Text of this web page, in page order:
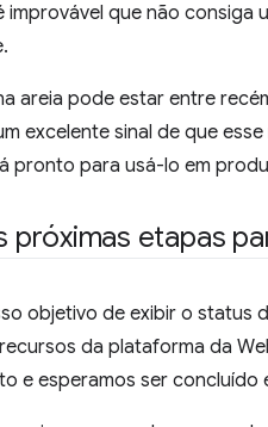
improvável que não
areia pode estar entre
excelente sinal de que
pronto para usá-lo em
próximas etapas
objetivo de exibir o status
da plataforma da
e esperamos ser concluído